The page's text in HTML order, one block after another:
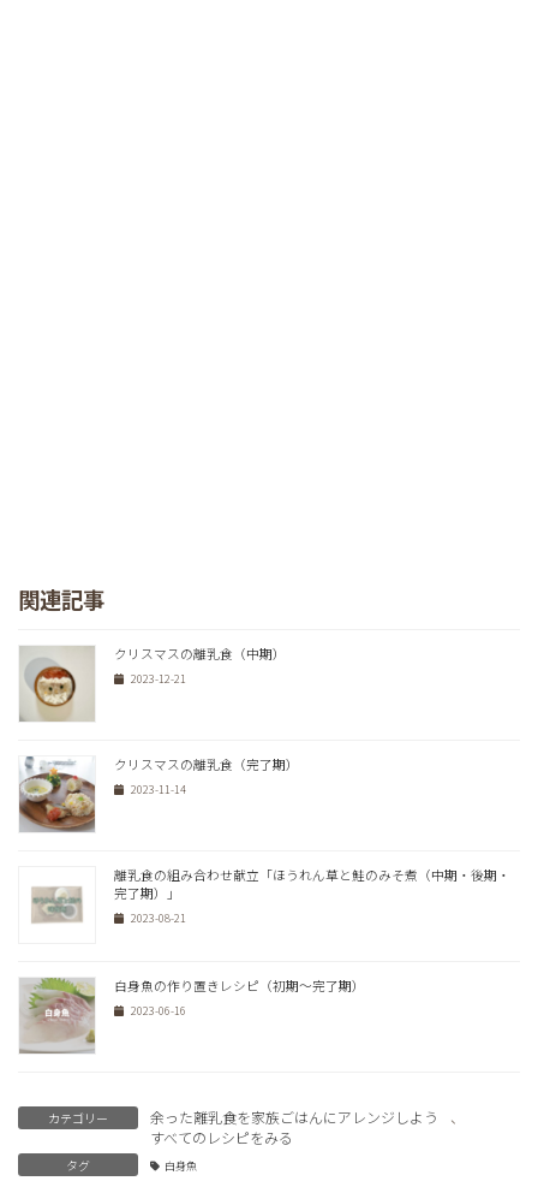
関連記事
クリスマスの離乳食（中期）
2023-12-21
クリスマスの離乳食（完了期）
2023-11-14
離乳食の組み合わせ献立「ほうれん草と鮭のみそ煮（中期・後期・
完了期）」
2023-08-21
白身魚の作り置きレシピ（初期～完了期）
2023-06-16
カテゴリー 余った離乳食を家族ごはんにアレンジしよう
、
すべてのレシピをみる
タグ 白身魚